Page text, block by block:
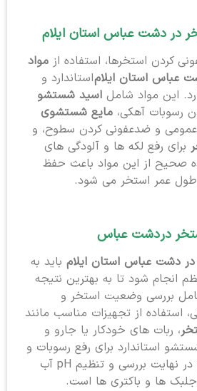
در دشت عباس استان ایلام
کردن استخرها، استفاده از مواد
عباس استان ایلاماستاندارد و
این مواد شامل اسید شستشو
رسوبات آهکی، مایع شستشوی
و ضدعفونی کردن سطوح، و
برای رفع لکه ها و آلودگی های
صحیح از این مواد باعث حفظ
عمر استخر می شود.
دردشت عباس
دشت عباس استان ایلامباید به
انجام شود تا به بهترین نتیجه
بررسی وضعیت استخر و
استفاده از تجهیزات مناسب مانند
، ربات های خودکار یا جارو و
استاندارد برای رفع رسوبات و
ضدعفونی کردن آب، و در نهایت بررسی و تنظیم pH آب
ها و باکتری ها است.